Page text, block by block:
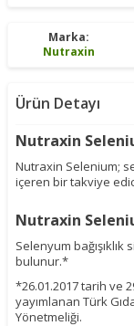
Marka:
Nutraxin
Ürün Detayı
Nutraxin
Nutraxin Selenium;
içeren bir takviye
Nutraxin
Selenyum
bulunur.*
*26.01.2017 tarih ve
yayımlanan Türk
Yönetmeliği.